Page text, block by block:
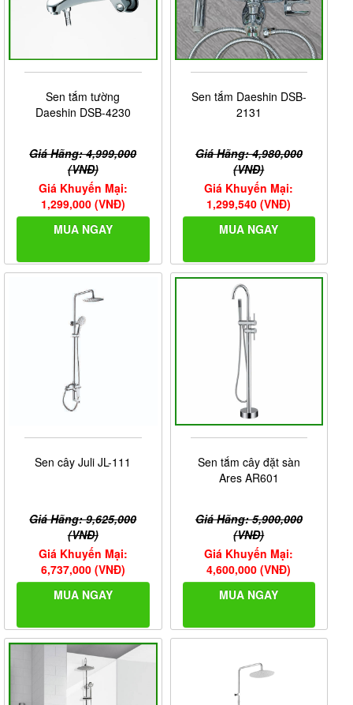
Sen tắm tường
Daeshin DSB-4230
Giá Hãng: 4,999,000
(VNĐ)
Giá Khuyến Mại:
1,299,000 (VNĐ)
MUA NGAY
Sen tắm Daeshin DSB-
2131
Giá Hãng: 4,980,000
(VNĐ)
Giá Khuyến Mại:
1,299,540 (VNĐ)
MUA NGAY
Sen cây Juli JL-111
Giá Hãng: 9,625,000
(VNĐ)
Giá Khuyến Mại:
6,737,000 (VNĐ)
MUA NGAY
Sen tắm cây đặt sàn
Ares AR601
Giá Hãng: 5,900,000
(VNĐ)
Giá Khuyến Mại:
4,600,000 (VNĐ)
MUA NGAY